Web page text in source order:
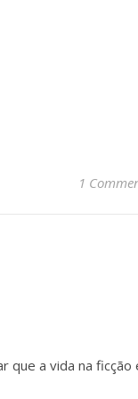
1
que a vida na ficção